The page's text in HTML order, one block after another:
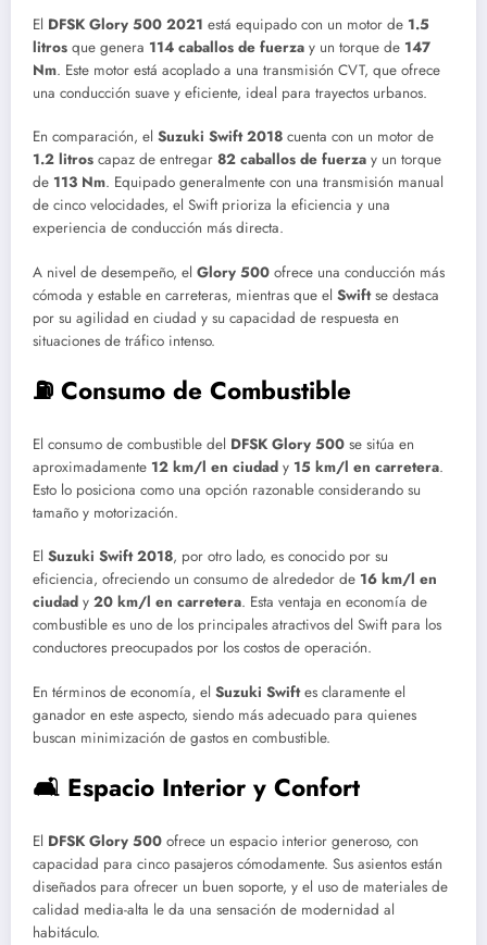
El DFSK Glory 500 2021 está equipado con un motor de 1.5
litros que genera 114 caballos de fuerza y un torque de 147
Nm. Este motor está acoplado a una transmisión CVT, que ofrece
una conducción suave y eficiente, ideal para trayectos urbanos.
En comparación, el Suzuki Swift 2018 cuenta con un motor de
1.2 litros capaz de entregar 82 caballos de fuerza y un torque
de 113 Nm. Equipado generalmente con una transmisión manual
de cinco velocidades, el Swift prioriza la eficiencia y una
experiencia de conducción más directa.
A nivel de desempeño, el Glory 500 ofrece una conducción más
cómoda y estable en carreteras, mientras que el Swiftse destaca
por su agilidad en ciudad y su capacidad de respuesta en
situaciones de tráfico intenso.
⛽ Consumo de Combustible
El consumo de combustible del DFSK Glory 500 se sitúa en
aproximadamente 12 km/l en ciudad y 15 km/l en carretera.
Esto lo posiciona como una opción razonable considerando su
tamaño y motorización.
El Suzuki Swift 2018, por otro lado, es conocido por su
eficiencia, ofreciendo un consumo de alrededor de 16 km/l en
ciudad y 20 km/l en carretera. Esta ventaja en economía de
combustible es uno de los principales atractivos del Swift para los
conductores preocupados por los costos de operación.
En términos de economía, el Suzuki Swiftes claramente el
ganador en este aspecto, siendo más adecuado para quienes
buscan minimización de gastos en combustible.
🛋️ Espacio Interior y Confort
El DFSK Glory 500 ofrece un espacio interior generoso, con
capacidad para cinco pasajeros cómodamente. Sus asientos están
diseñados para ofrecer un buen soporte, y el uso de materiales de
calidad media-alta le da una sensación de modernidad al
habitáculo.